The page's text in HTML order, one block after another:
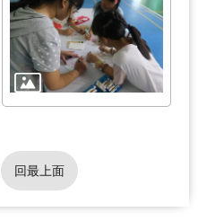
回最上面